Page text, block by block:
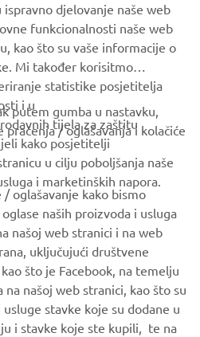
MJESTO STERK
djelovanje naše web
funkcionalnosti naše web
kao što su vaše informacije o
Mi također korisitmo
statistike posjetitelja
i u
tijela za zaštitu
kako posjetitelji
u cilju poboljšanja naše
i marketinških napora.
putem gumba u nastavku,
/ oglašavanja i kolačiće
/ oglašavanje kako bismo
naših proizvoda i usluga
našoj web stranici i na web
uključujući društvene
što je Facebook, na temelju
na našoj web stranici, kao što su
stavke koje su dodane u
i stavke koje ste kupili, te na